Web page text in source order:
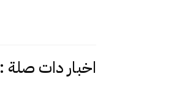
اخبار دات صلة :